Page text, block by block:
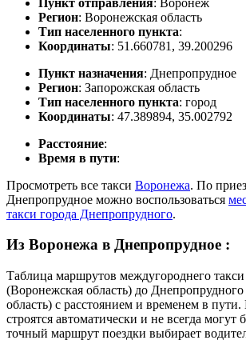
Регион: Воронежская область
Тип населенного пункта:
Координаты: 51.660781, 39.200296
Пункт назначения: Днепропрудное
Регион: Запорожская область
Тип населенного пункта: город
Координаты: 47.389894, 35.002792
Расстояние:
Время в пути:
Просмотреть все такси Воронежа. По
Днепропрудное можно воспользоваться
такси города Днепропрудного.
Из Воронежа в Днепропрудное :
Таблица маршрутов междугороднего
(Воронежская область) до
область) с расстоянием и временем в
строятся автоматически и не всегда
точный маршрут поездки выбирает